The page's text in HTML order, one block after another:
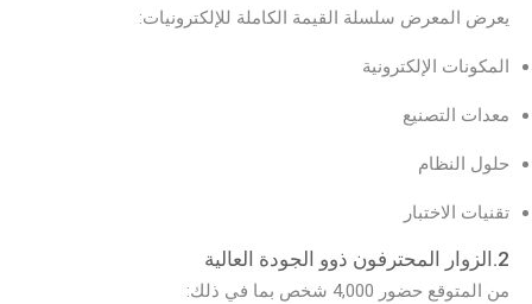
يعرض المعرض سلسلة القيمة الكاملة للإلكترونيات:
المكونات الإلكترونية
معدات التصنيع
حلول النظام
تقنيات الاختبار
2.الزوار المحترفون ذوو الجودة العالية
من المتوقع حضور 4,000 شخص بما في ذلك: